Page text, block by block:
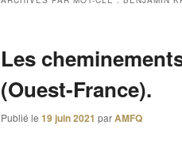
Les
(Ouest-France).
Publié le 19 juin 2021 parAMFQ